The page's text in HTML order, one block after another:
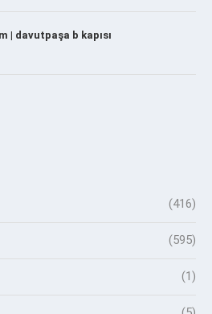
| davutpaşa b kapısı
(416)
(595)
(1)